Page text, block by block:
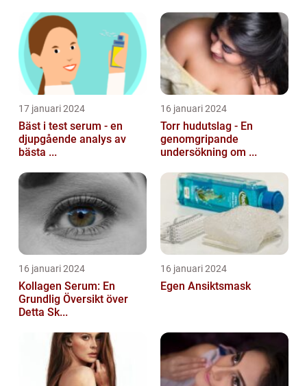
17 januari 2024
Bäst i test serum - en
djupgående analys av
bästa ...
16 januari 2024
Torr hudutslag - En
genomgripande
undersökning om ...
16 januari 2024
Kollagen Serum: En
Grundlig Översikt över
Detta Sk...
16 januari 2024
Egen Ansiktsmask